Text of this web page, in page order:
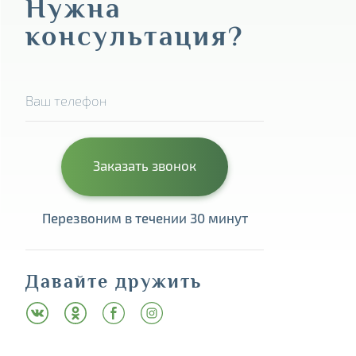
Нужна
консультация?
Перезвоним в течении 30 минут
Давайте дружить